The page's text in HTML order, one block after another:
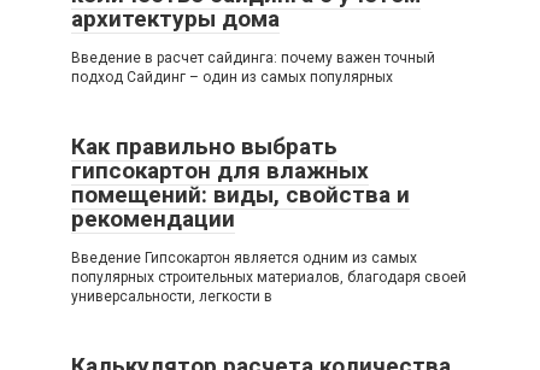
архитектуры дома
Введение в расчет сайдинга: почему важен точный
подход Сайдинг – один из самых популярных
Как правильно выбрать
гипсокартон для влажных
помещений: виды, свойства и
рекомендации
Введение Гипсокартон является одним из самых
популярных строительных материалов, благодаря своей
универсальности, легкости в